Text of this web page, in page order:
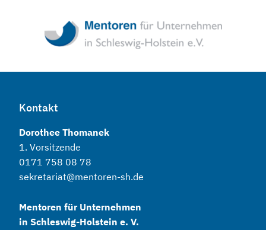
Kontakt
Dorothee Thomanek
1. Vorsitzende
0171 758 08 78
sekretariat@mentoren-sh.de
Mentoren für Unternehmen
in Schleswig-Holstein e. V.